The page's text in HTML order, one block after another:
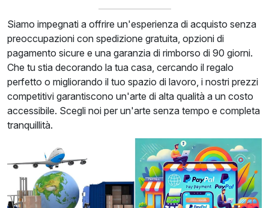
Siamo impegnati a offrire un'esperienza di acquisto senza
preoccupazioni con spedizione gratuita, opzioni di
pagamento sicure e una garanzia di rimborso di 90 giorni.
Che tu stia decorando la tua casa, cercando il regalo
perfetto o migliorando il tuo spazio di lavoro, i nostri prezzi
competitivi garantiscono un'arte di alta qualità a un costo
accessibile. Scegli noi per un'arte senza tempo e completa
tranquillità.